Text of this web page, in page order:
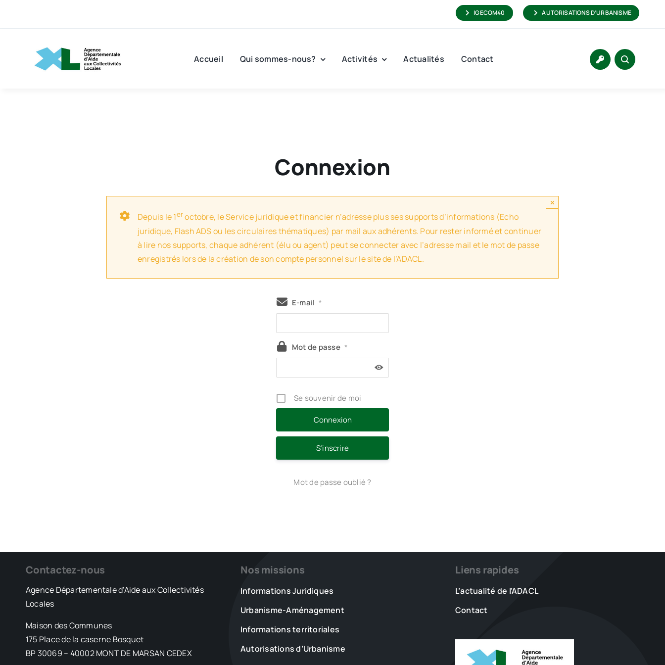
IGECOM40 AUTORISATIONS D’URBANISME
Accueil Qui sommes-nous? Activités Actualités Contact
Connexion
Depuis le 1eroctobre, le Service juridique et financier n’adresse plus ses supports d’informations (Echo
juridique, Flash ADS ou les circulaires thématiques) par mail aux adhérents. Pour rester informé et continuer
à lire nos supports, chaque adhérent (élu ou agent) peut se connecter avec l’adresse mail et le mot de passe
enregistrés lors de la création de son compte personnel sur le site de l’ADACL.
×
E-mail *
Mot de passe *
Se souvenir de moi
S’inscrire
Mot de passe oublié ?
Contactez-nous
Agence Départementale d’Aide aux Collectivités
Locales
Maison des Communes
175 Place de la caserne Bosquet
BP 30069 – 40002 MONT DE MARSAN CEDEX
Nos missions
Informations Juridiques
Urbanisme-Aménagement
Informations territoriales
Autorisations d’Urbanisme
Liens rapides
L’actualité de l’ADACL
Contact